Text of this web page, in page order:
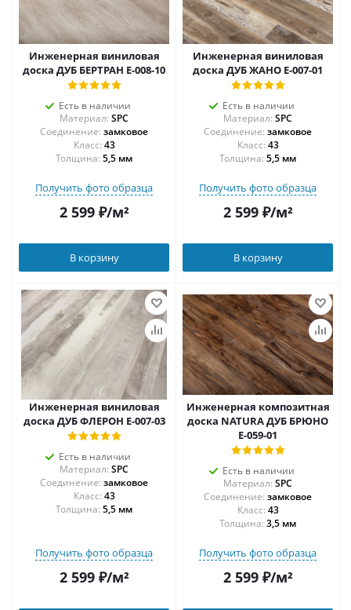
Инженерная виниловая
доска ДУБ БЕРТРАН E-008-10
Есть в наличии
Материал: SPC
Соединение: замковое
43
Толщина: 5,5 мм
Получить фото образца
2 599₽/м²
В корзину
Инженерная виниловая
доска ДУБ ЖАНО Е-007-01
Есть в наличии
Материал: SPC
Соединение: замковое
43
Толщина: 5,5 мм
Получить фото образца
2 599₽/м²
В корзину
Инженерная виниловая
доска ДУБ ФЛЕРОН Е-007-03
Есть в наличии
Материал: SPC
Соединение: замковое
43
Толщина: 5,5 мм
Получить фото образца
2 599₽/м²
Инженерная композитная
доска NATURA ДУБ БРЮНО
E-059-01
Есть в наличии
Материал: SPC
Соединение: замковое
43
Толщина: 3,5 мм
Получить фото образца
2 599₽/м²